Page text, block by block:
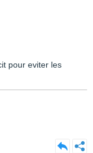
pour eviter les